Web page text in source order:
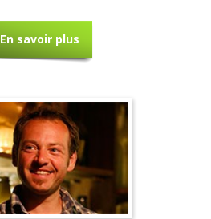
En savoir plus